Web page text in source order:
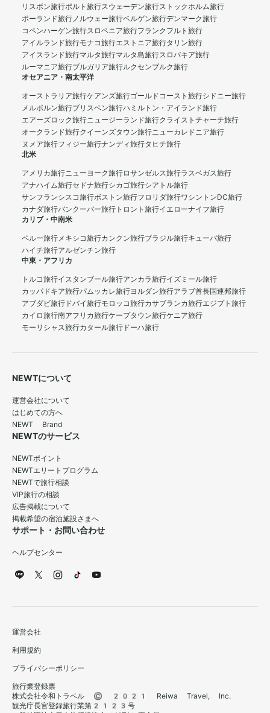
リスボン旅行ポルト旅行スウェーデン旅行ストックホルム旅行
ポーランド旅行ノルウェー旅行ベルゲン旅行デンマーク旅行
コペンハーゲン旅行スロベニア旅行フランクフルト旅行
アイルランド旅行モナコ旅行エストニア旅行タリン旅行
アイスランド旅行マルタ旅行マルタ島旅行スロバキア旅行
ルーマニア旅行ブルガリア旅行ルクセンブルク旅行
オセアニア・南太平洋
オーストラリア旅行ケアンズ旅行ゴールドコースト旅行シドニー旅行
メルボルン旅行ブリスベン旅行ハミルトン・アイランド旅行
エアーズロック旅行ニュージーランド旅行クライストチャーチ旅行
オークランド旅行クイーンズタウン旅行ニューカレドニア旅行
ヌメア旅行フィジー旅行ナンディ旅行タヒチ旅行
北米
アメリカ旅行ニューヨーク旅行ロサンゼルス旅行ラスベガス旅行
アナハイム旅行セドナ旅行シカゴ旅行シアトル旅行
サンフランシスコ旅行ボストン旅行フロリダ旅行ワシントンDC旅行
カナダ旅行バンクーバー旅行 トロント旅行イエローナイフ旅行
カリブ・中南米
ペルー旅行メキシコ旅行カンクン旅行ブラジル旅行キューバ旅行
ハイチ旅行アルゼンチン旅行
中東・アフリカ
トルコ旅行イスタンブール旅行アンカラ旅行イズミール旅行
カッパドキア旅行パムッカレ旅行ヨルダン旅行アラブ首長国連邦旅行
アブダビ旅行 ドバイ旅行モロッコ旅行カサブランカ旅行エジプト旅行
カイロ旅行南アフリカ旅行ケープタウン旅行ケニア旅行
モーリシャス旅行カタール旅行 ドーハ旅行
NEWTについて
運営会社について
はじめての方へ
NEWT Brand
NEWTのサービス
NEWTポイント
NEWTエリートプログラム
NEWTで旅行相談
VIP旅行の相談
広告掲載について
掲載希望の宿泊施設さまへ
サポート・お問い合わせ
ヘルプセンター
運営会社
利用規約
プライバシーポリシー
旅行業登録票
株式会社令和トラベル © 2021 Reiwa Travel, Inc.
観光庁長官登録旅行業第2123号